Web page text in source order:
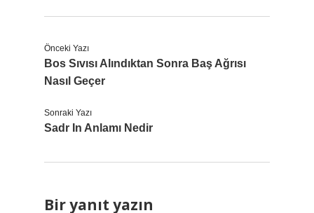
Önceki Yazı
Bos Sıvısı Alındıktan Sonra Baş Ağrısı
Nasıl Geçer
Sonraki Yazı
Sadr In Anlamı Nedir
Bir yanıt yazın